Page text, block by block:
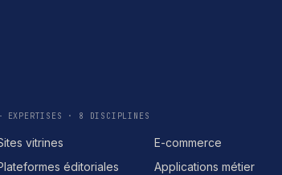
EXPERTISES · 8 DISCIPLINES
vitrines
E-commerce
éditoriales
Applications métier